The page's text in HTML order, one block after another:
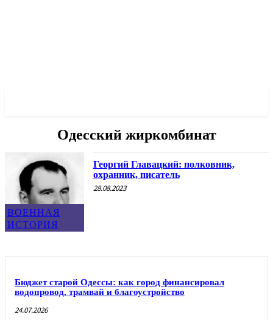
Одесский жиркомбинат
ВОЕННАЯ
ИСТОРИЯ
Георгий Главацкий: полковник,
охранник, писатель
28.08.2023
Бюджет старой Одессы: как город финансировал
водопровод, трамвай и благоустройство
24.07.2026